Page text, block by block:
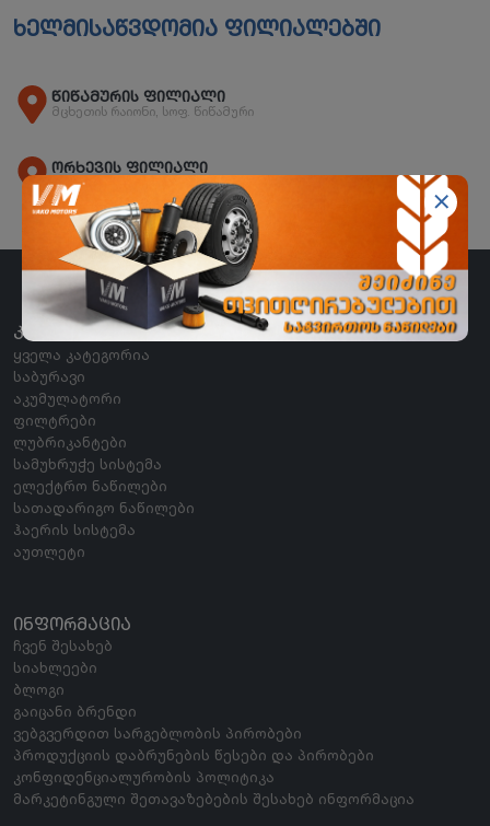
ხელმისაწვდომია ფილიალებში
წიწამურის ფილიალი
მცხეთის რაიონი, სოფ. წიწამური
ორხევის ფილიალი
ორხევის დასახლება, ჩანტლაძის N15
ᲙᲐᲢᲔᲒᲝᲠᲘᲔᲑᲘ
ყველა კატეგორია
საბურავი
აკუმულატორი
ფილტრები
ლუბრიკანტები
სამუხრუჭე სისტემა
ელექტრო ნაწილები
სათადარიგო ნაწილები
ჰაერის სისტემა
აუთლეტი
ᲘᲜᲤᲝᲠᲛᲐᲪᲘᲐ
ჩვენ შესახებ
სიახლეები
ბლოგი
გაიცანი ბრენდი
ვებგვერდით სარგებლობის პირობები
პროდუქციის დაბრუნების წესები და პირობები
კონფიდენციალურობის პოლიტიკა
მარკეტინგული შეთავაზებების შესახებ ინფორმაცია